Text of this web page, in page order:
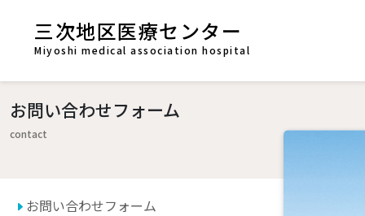
三次地区医療センター
Miyoshi medical association hospital
お問い合わせフォーム
contact
お問い合わせフォーム